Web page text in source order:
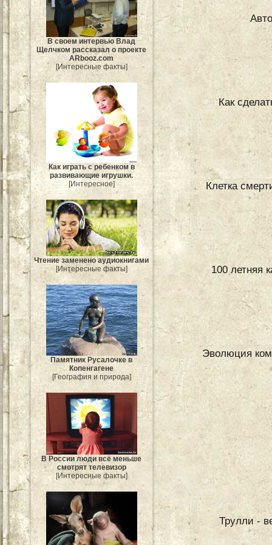
В своем интервью Влад
Щелчком рассказал о проекте
ARbooz.com
[Интересные факты]
Как играть с ребенком в
развивающие игрушки.
[Интересное]
Чтение заменено аудиокнигами
[Интересные факты]
Памятник Русалочке в
Копенгагене
[География и природа]
В России люди всё меньше
смотрят телевизор
[Интересные факты]
Как
Клетка
100 летняя
Эволюция
Трулли -